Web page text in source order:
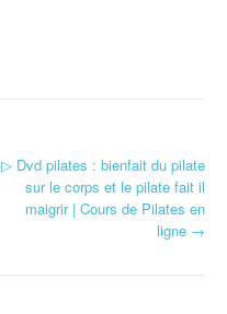
Dvd pilates : bienfait du pilate
sur le corps et le pilate fait il
maigrir | Cours de Pilates en
ligne →